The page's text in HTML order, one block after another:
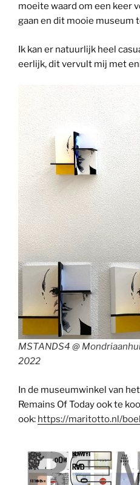
moeite waard om een keer
gaan en dit mooie museum
Ik kan er natuurlijk heel
eerlijk, dit vervult mij met
MSTANDS4 @
2022
In de museumwinkel van
Remains Of Today ook te
ook: https://maritotto.nl/